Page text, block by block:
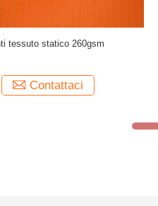
prova di fuoco del tessuto 240gsm
Contattaci